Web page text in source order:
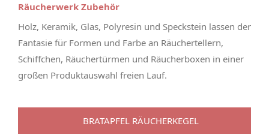
Räucherwerk Zubehör
Holz, Keramik, Glas, Polyresin und Speckstein lassen der
Fantasie für Formen und Farbe an Räuchertellern,
Schiffchen, Räuchertürmen und Räucherboxen in einer
großen Produktauswahl freien Lauf.
BRATAPFEL RÄUCHERKEGEL